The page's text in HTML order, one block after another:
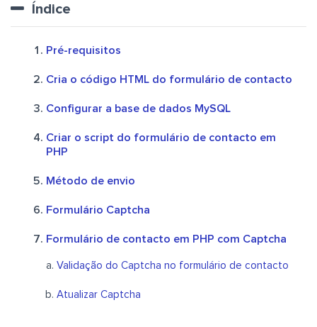
Índice
Pré-requisitos
Cria o código HTML do formulário de contacto
Configurar a base de dados MySQL
Criar o script do formulário de contacto em
PHP
Método de envio
Formulário Captcha
Formulário de contacto em PHP com Captcha
Validação do Captcha no formulário de contacto
Atualizar Captcha